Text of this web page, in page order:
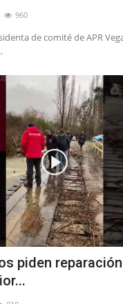
960
de comité de APR
piden